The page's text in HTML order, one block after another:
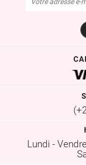
Lundi -